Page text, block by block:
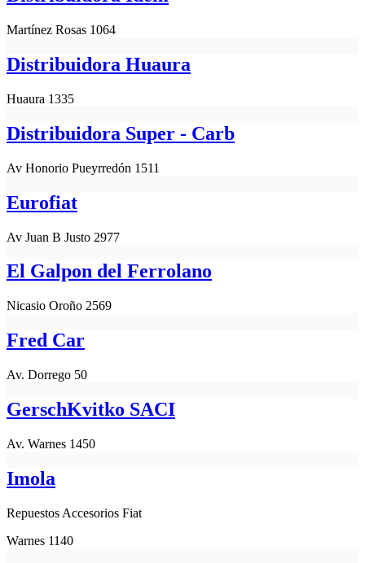
Martínez Rosas 1064
Distribuidora Huaura
Huaura 1335
Distribuidora Super - Carb
Av Honorio Pueyrredón 1511
Eurofiat
Av Juan B Justo 2977
El Galpon del Ferrolano
Nicasio Oroño 2569
Fred Car
Av. Dorrego 50
GerschKvitko SACI
Av. Warnes 1450
Imola
Repuestos Accesorios Fiat
Warnes 1140